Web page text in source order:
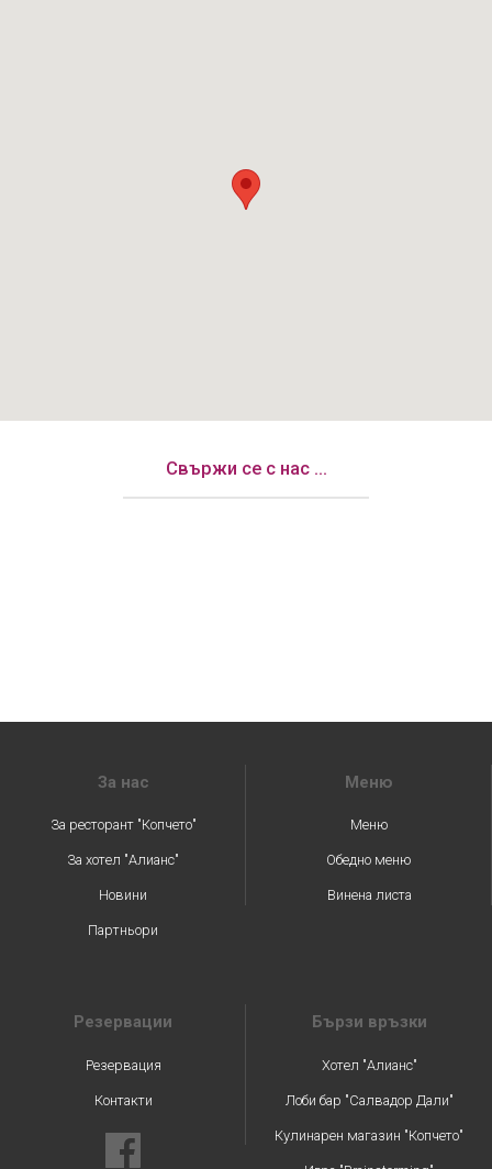
Свържи се с нас ...
За нас
За ресторант "Копчето"
За хотел "Алианс"
Новини
Партньори
Меню
Меню
Обедно меню
Винена листа
Резервации
Резервация
Контакти
Бързи връзки
Хотел "Алианс"
Лоби бар "Салвадор Дали"
Кулинарен магазин "Копчето"